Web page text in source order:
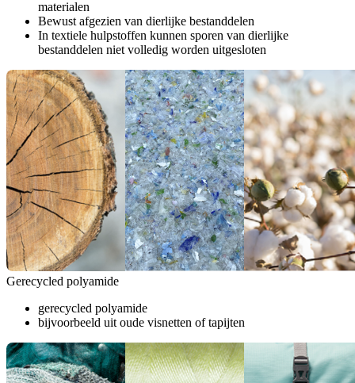
materialen
Bewust afgezien van dierlijke bestanddelen
In textiele hulpstoffen kunnen sporen van dierlijke
bestanddelen niet volledig worden uitgesloten
Gerecycled polyamide
gerecycled polyamide
bijvoorbeeld uit oude visnetten of tapijten